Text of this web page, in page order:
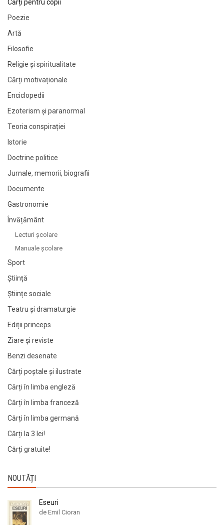
Cărți pentru copii
Poezie
Artă
Filosofie
Religie și spiritualitate
Cărți motivaționale
Enciclopedii
Ezoterism și paranormal
Teoria conspirației
Istorie
Doctrine politice
Jurnale, memorii, biografii
Documente
Gastronomie
Învățământ
Lecturi şcolare
Manuale şcolare
Sport
Știință
Științe sociale
Teatru și dramaturgie
Ediții princeps
Ziare şi reviste
Benzi desenate
Cărți poștale și ilustrate
Cărți în limba engleză
Cărți în limba franceză
Cărți în limba germană
Cărți la 3 lei!
Cărți gratuite!
NOUTĂȚI
Eseuri
de Emil Cioran